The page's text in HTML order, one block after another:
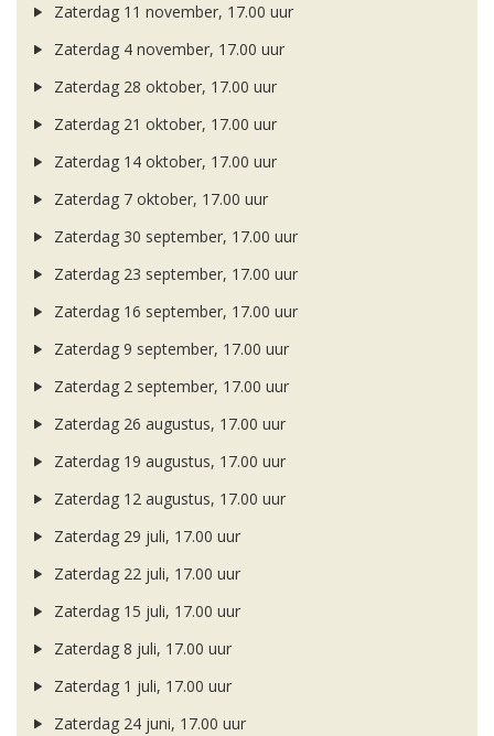
Zaterdag 11 november, 17.00 uur
Zaterdag 4 november, 17.00 uur
Zaterdag 28 oktober, 17.00 uur
Zaterdag 21 oktober, 17.00 uur
Zaterdag 14 oktober, 17.00 uur
Zaterdag 7 oktober, 17.00 uur
Zaterdag 30 september, 17.00 uur
Zaterdag 23 september, 17.00 uur
Zaterdag 16 september, 17.00 uur
Zaterdag 9 september, 17.00 uur
Zaterdag 2 september, 17.00 uur
Zaterdag 26 augustus, 17.00 uur
Zaterdag 19 augustus, 17.00 uur
Zaterdag 12 augustus, 17.00 uur
Zaterdag 29 juli, 17.00 uur
Zaterdag 22 juli, 17.00 uur
Zaterdag 15 juli, 17.00 uur
Zaterdag 8 juli, 17.00 uur
Zaterdag 1 juli, 17.00 uur
Zaterdag 24 juni, 17.00 uur